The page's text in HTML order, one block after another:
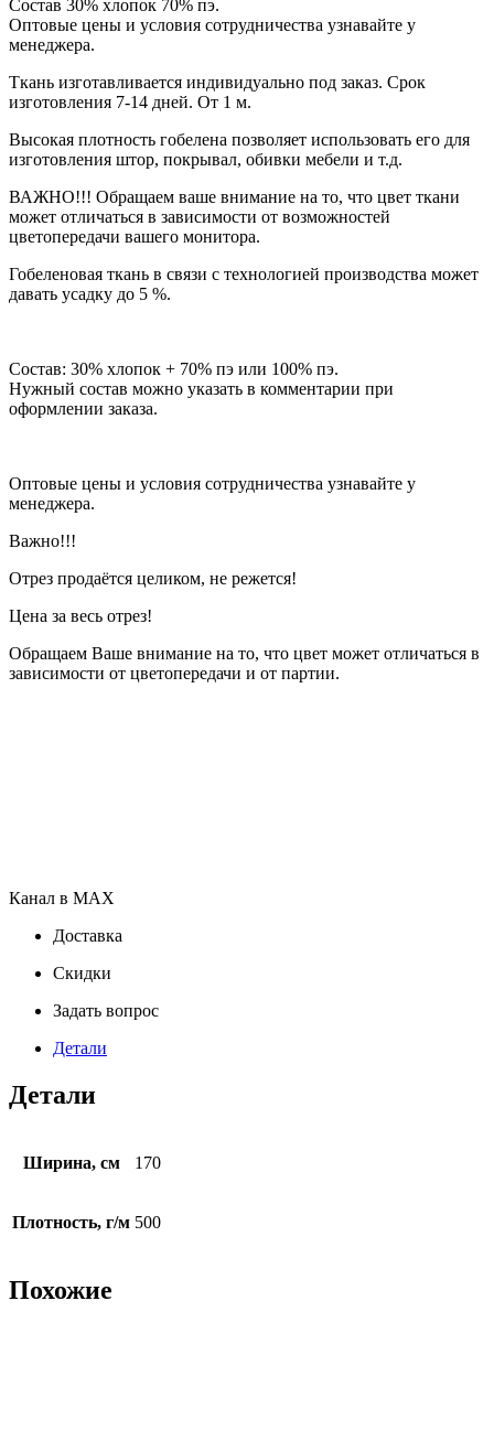
Состав 30% хлопок 70% пэ.
Оптовые цены и условия сотрудничества узнавайте у
менеджера.
Ткань изготавливается индивидуально под заказ. Срок
изготовления 7-14 дней. От 1 м.
Высокая плотность гобелена позволяет использовать его для
изготовления штор, покрывал, обивки мебели и т.д.
ВАЖНО!!! Обращаем ваше внимание на то, что цвет ткани
может отличаться в зависимости от возможностей
цветопередачи вашего монитора.
Гобеленовая ткань в связи с технологией производства может
давать усадку до 5 %.
Состав: 30% хлопок + 70% пэ или 100% пэ.
Нужный состав можно указать в комментарии при
оформлении заказа.
Оптовые цены и условия сотрудничества узнавайте у
менеджера.
Важно!!!
Отрез продаётся целиком, не режется!
Цена за весь отрез!
Обращаем Ваше внимание на то, что цвет может отличаться в
зависимости от цветопередачи и от партии.
Канал в MAX
Доставка
Скидки
Задать вопрос
Детали
Детали
Ширина, см 170
Плотность, г/м 500
Похожие